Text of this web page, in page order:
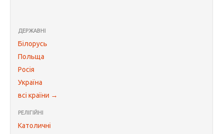
ДЕРЖАВНІ
Білорусь
Польща
Росія
Україна
всі країни →
РЕЛІГІЙНІ
Католичні